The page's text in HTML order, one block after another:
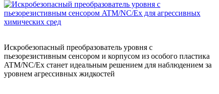
Искробезопасный преобразователь уровня с
пьезорезистивным сенсором и корпусом из особого пластика
ATM/NC/Ex станет идеальным решением для наблюдением за
уровнем агрессивных жидкостей